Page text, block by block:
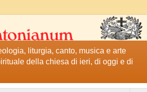
liturgia, canto, musica e arte
della chiesa di ieri, di oggi e di